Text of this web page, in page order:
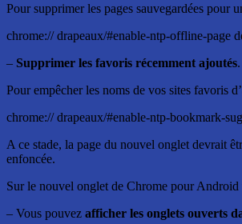
Pour supprimer les pages sauvegardées pour
chrome:// drapeaux/#enable-ntp-offline-page
– Supprimer les favoris récemment ajoutés.
Pour empêcher les noms de vos sites favoris
chrome:// drapeaux/#enable-ntp-bookmark-
A ce stade, la page du nouvel onglet devrait
enfoncée.
Sur le nouvel onglet de Chrome pour Android
– Vous pouvez afficher les onglets ouverts